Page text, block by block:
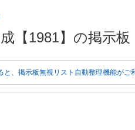
【1981】の掲示板
と、掲示板無視リスト自動整理機能がご